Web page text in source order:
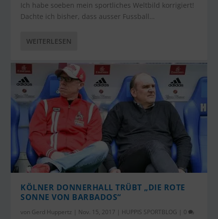
Ich habe soeben mein sportliches Weltbild korrigiert!
Dachte ich bisher, dass ausser Fussball…
WEITERLESEN
KÖLNER DONNERHALL TRÜBT „DIE ROTE
SONNE VON BARBADOS“
von Gerd Huppertz | Nov. 15, 2017 | HUPPIS SPORTBLOG | 0